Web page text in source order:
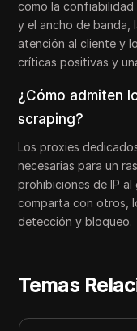
como la
y el ancho de banda,
atención al cliente y
críticas positivas y
¿Cómo admiten
scraping?
Los proxies
necesarias para un
prohibiciones de IP
comparta con otros,
detección y bloqueo.
Temas